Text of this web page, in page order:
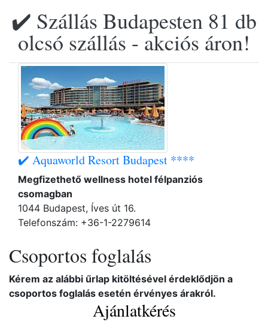
✔️ Szállás Budapesten 81 db
olcsó szállás - akciós áron!
✔️ Aquaworld Resort Budapest ****
Megfizethető wellness hotel félpanziós
csomagban
1044 Budapest, Íves út 16.
Telefonszám: +36-1-2279614
Csoportos foglalás
Kérem az alábbi űrlap kitöltésével érdeklődjön a
csoportos foglalás esetén érvényes árakról.
Ajánlatkérés